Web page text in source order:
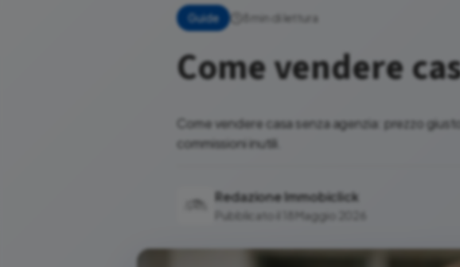
Guide 8 min di lettura
Come vendere
Come vendere casa senza agenzia: prezzo
commissioni inutili.
Redazione Immobiclick
Pubblicato il 18 Maggio 2026